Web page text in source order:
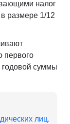
налог
размере 1/12
первого
годовой суммы
лиц.